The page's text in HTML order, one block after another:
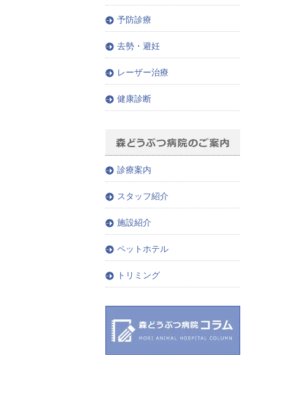
予防診療
去勢・避妊
レーザー治療
健康診断
診療案内
スタッフ紹介
施設紹介
ペットホテル
トリミング